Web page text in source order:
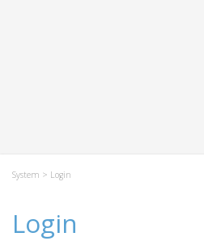
System > Login
Login